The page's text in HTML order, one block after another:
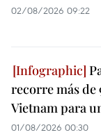
02/08/2026 09:22
recorre más de
Vietnam para
01/08/2026 00:30